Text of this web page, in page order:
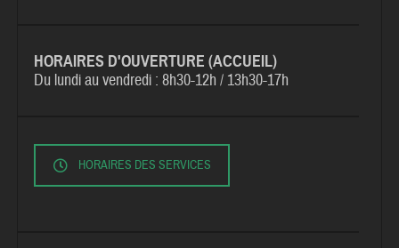
HORAIRES D'OUVERTURE (ACCUEIL)
Du lundi au vendredi :8h30-12h / 13h30-17h
HORAIRES DES SERVICES